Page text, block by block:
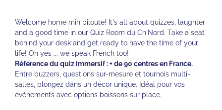
Welcome home min biloute! It's all about quizzes, laughter
and a good time in our Quiz Room du Ch'Nord. Take a seat
behind your desk and get ready to have the time of your
life! Oh yes ... we speak French too!
Référence du quiz immersif : + de 90 centres en France.
Entre buzzers, questions sur-mesure et tournois multi-
salles, plongez dans un décor unique. Idéal pour vos
événements avec options boissons sur place.